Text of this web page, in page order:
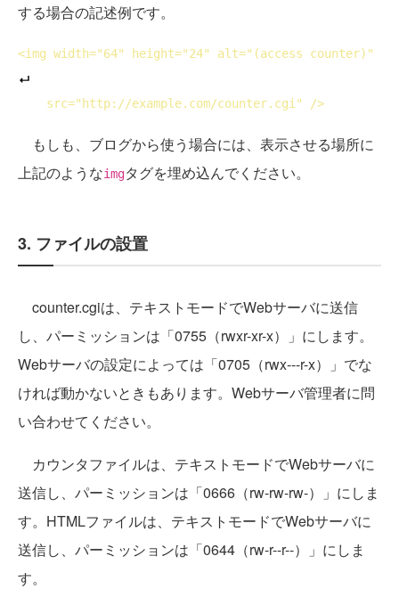
する場合の記述例です。
<img width="64" height="24" alt="(access counter)"
src="http://example.com/counter.cgi" />
もしも、ブログから使う場合には、表示させる場所に
上記のようなimgタグを埋め込んでください。
3. ファイルの設置
counter.cgiは、テキストモードでWebサーバに送信
し、パーミッションは「0755（rwxr-xr-x）」にします。
Webサーバの設定によっては「0705（rwx---r-x）」でな
ければ動かないときもあります。Webサーバ管理者に問
い合わせてください。
カウンタファイルは、テキストモードでWebサーバに
送信し、パーミッションは「0666（rw-rw-rw-）」にしま
す。HTMLファイルは、テキストモードでWebサーバに
送信し、パーミッションは「0644（rw-r--r--）」にしま
す。